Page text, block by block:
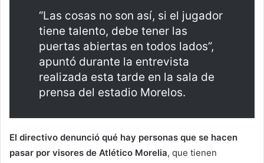
“Las cosas no son así, si el jugador
tiene talento, debe tener las
puertas abiertas en todos lados”,
apuntó durante la entrevista
realizada esta tarde en la sala de
prensa del estadio Morelos.
El directivo denunció qué hay personas que se hacen
pasar por visores de Atlético Morelia, que tienen